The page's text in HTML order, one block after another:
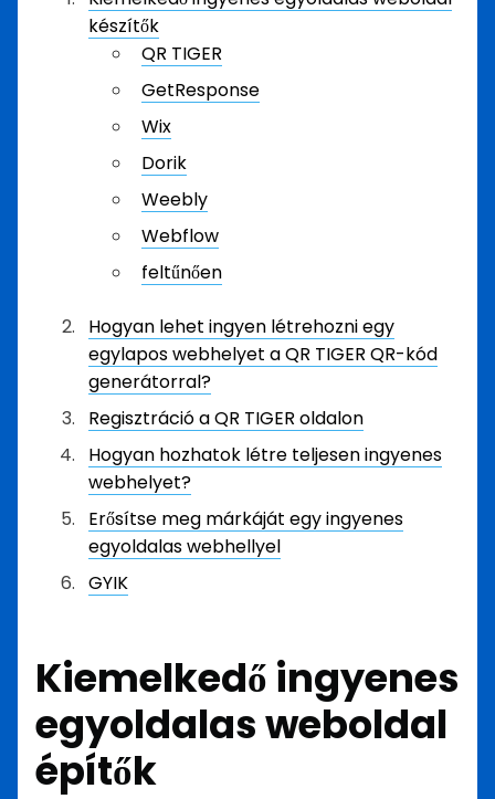
készítők
QR TIGER
GetResponse
Wix
Dorik
Weebly
Webflow
feltűnően
Hogyan lehet ingyen létrehozni egy
egylapos webhelyet a QR TIGER QR-kód
generátorral?
Regisztráció a QR TIGER oldalon
Hogyan hozhatok létre teljesen ingyenes
webhelyet?
Erősítse meg márkáját egy ingyenes
egyoldalas webhellyel
GYIK
Kiemelkedő ingyenes
egyoldalas weboldal
építők